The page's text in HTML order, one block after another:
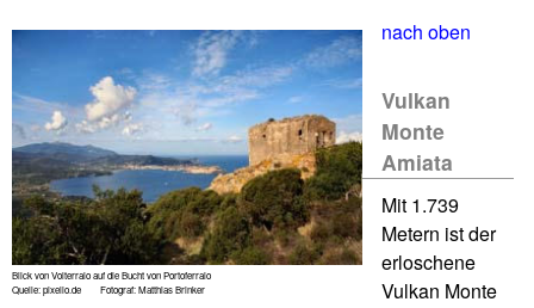
Blick von Volterraio auf die Bucht von Portoferraio
Quelle: pixelio.de Fotograf: Matthias Brinker
nach oben
Vulkan
Monte
Amiata
Mit 1.739
Metern ist der
erloschene
Vulkan Monte